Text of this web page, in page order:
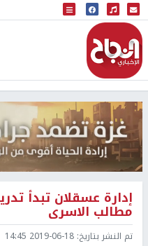
البث المباشر
إذاعة النجاح
إدارة عسقلان تبدأ
مطالب الاسرى
تم النشر بتاريخ: 2019-06-18 14:45